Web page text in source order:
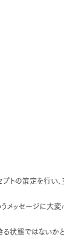
トの策定を行い
うメッセージに大
る状態ではないか